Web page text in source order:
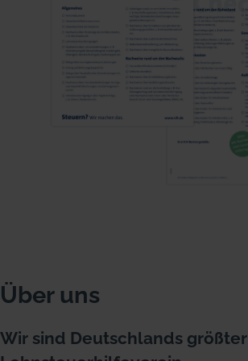
Über uns
Wir sind Deutschlands größter